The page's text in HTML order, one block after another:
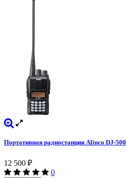
Портативная радиостанция Alinco DJ-500
12 500 ₽
0